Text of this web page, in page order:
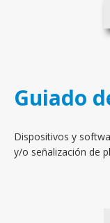
Guiado
Dispositivos y
y/o señalización de